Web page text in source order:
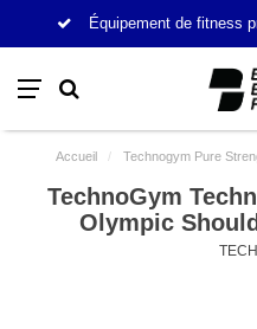
Équipement de fitness
Accueil / Technogym Pure
TechnoGym
Olympic